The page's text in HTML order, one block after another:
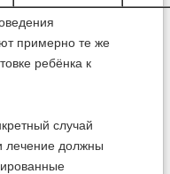
примерно те же
ребёнка к
случай
лечение должны